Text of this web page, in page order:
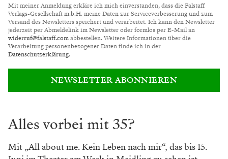
Mit meiner Anmeldung erkläre ich mich einverstanden, dass die Falstaff
Verlags-Gesellschaft m.b.H. meine Daten zur Serviceverbesserung und zum
Versand des Newsletters speichert und verarbeitet. Ich kann den Newsletter
jederzeit per Abmeldelink im Newsletter oder formlos per E-Mail an
widerruf@falstaff.comabbestellen. Weitere Informationen über die
Verarbeitung personenbezogener Daten finde ich in der
Datenschutzerklärung.
NEWSLETTER ABONNIEREN
Alles vorbei mit 35?
Mit „All about me. Kein Leben nach mir“, das bis 15.